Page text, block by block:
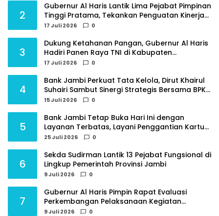
2
Gubernur Al Haris Lantik Lima Pejabat Pimpinan
Tinggi Pratama, Tekankan Penguatan Kinerja
dan Integritas
17 Juli 2026 0
3
Dukung Ketahanan Pangan, Gubernur Al Haris
Hadiri Panen Raya TNI di Kabupaten
Tanjungjabung Timur
17 Juli 2026 0
4
Bank Jambi Perkuat Tata Kelola, Dirut Khairul
Suhairi Sambut Sinergi Strategis Bersama BPKP
Jambi
15 Juli 2026 0
5
Bank Jambi Tetap Buka Hari Ini dengan
Layanan Terbatas, Layani Penggantian Kartu
ATM dan Perubahan PIN
25 Juli 2026 0
6
Sekda Sudirman Lantik 13 Pejabat Fungsional di
Lingkup Pemerintah Provinsi Jambi
9 Juli 2026 0
7
Gubernur Al Haris Pimpin Rapat Evaluasi
Perkembangan Pelaksanaan Kegiatan
Pembangunan Triwulan II TA 2026
9 Juli 2026 0